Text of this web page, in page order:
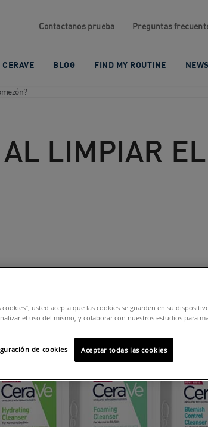
Contactanos prueba Preguntas
BLOG FIND MY ROUTINE
LIMPIAR
cookies”, usted acepta que las cookies se guarden en su
el uso del mismo, y colaborar con nuestros estudios para
Aceptar todas las cookies
de cookies